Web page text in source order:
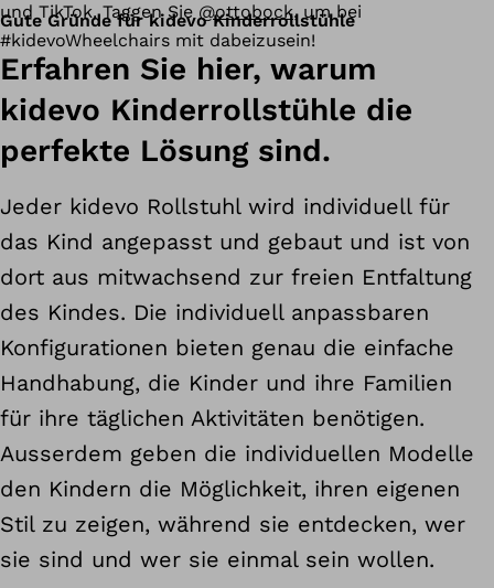
und TikTok. Taggen Sie @ottobock, um bei
#kidevoWheelchairs mit dabeizusein!
Gute Gründe für kidevo Kinderrollstühle
Erfahren Sie hier, warum
kidevo Kinderrollstühle die
perfekte Lösung sind.
Jeder kidevo Rollstuhl wird individuell für
das Kind angepasst und gebaut und ist von
dort aus mitwachsend zur freien Entfaltung
des Kindes. Die individuell anpassbaren
Konfigurationen bieten genau die einfache
Handhabung, die Kinder und ihre Familien
für ihre täglichen Aktivitäten benötigen.
Ausserdem geben die individuellen Modelle
den Kindern die Möglichkeit, ihren eigenen
Stil zu zeigen, während sie entdecken, wer
sie sind und wer sie einmal sein wollen.